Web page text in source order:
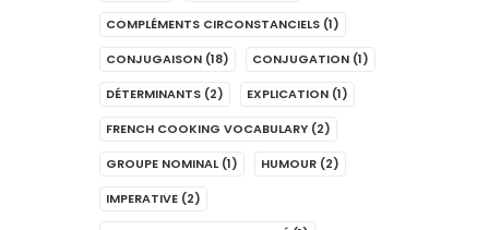
COMPLÉMENTS CIRCONSTANCIELS (1)
CONJUGAISON (18) CONJUGATION (1)
DÉTERMINANTS (2) EXPLICATION (1)
FRENCH COOKING VOCABULARY (2)
GROUPE NOMINAL (1) HUMOUR (2)
IMPERATIVE (2)